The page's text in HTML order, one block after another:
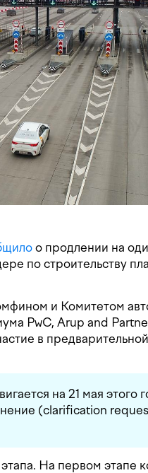
о продлении на
по строительству
и Комитетом
PwC, Arup and
в
на 21 мая этого
(clarification
На первом этапе